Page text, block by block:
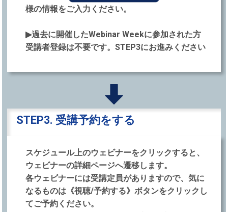
様の情報をご⼊⼒ください。
▶過去に開催したWebinar Weekに参加された⽅
受講者登録は不要です。STEP3にお進みください
STEP3. 受講予約をする
スケジュール上のウェビナーをクリックすると、
ウェビナーの詳細ページへ遷移します。
各ウェビナーには受講定員がありますので、気に
なるものは《視聴/予約する》ボタンをクリックし
てご予約ください。